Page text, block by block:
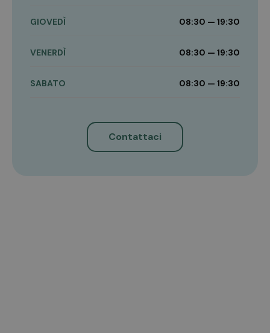
GIOVEDÌ 08:30 — 19:30
VENERDÌ 08:30 — 19:30
SABATO 08:30 — 19:30
Contattaci